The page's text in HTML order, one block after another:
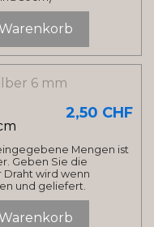
2,50 CHF
Mengen ist
Geben Sie die
Draht wird wenn
und geliefert.